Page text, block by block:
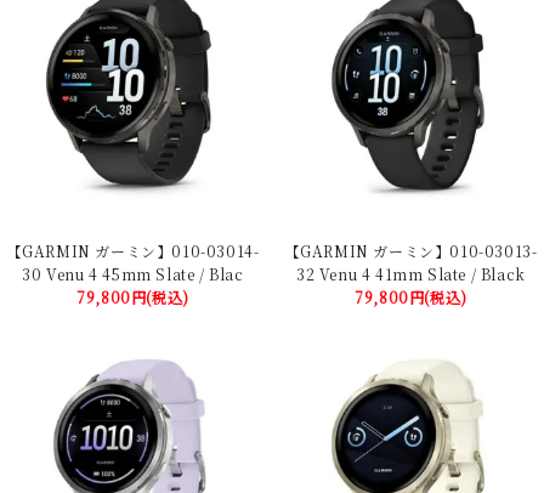
【GARMIN ガーミン】010-03014-
30 Venu 4 45mm Slate / Blac
79,800円(税込)
【GARMIN ガーミン】010-03013-
32 Venu 4 41mm Slate / Black
79,800円(税込)